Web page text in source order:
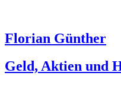
Florian Günther
Geld, Aktien und